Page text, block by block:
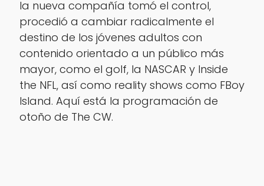
la nueva compañía tomó el control,
procedió a cambiar radicalmente el
destino de los jóvenes adultos con
contenido orientado a un público más
mayor, como el golf, la NASCAR y Inside
the NFL, así como reality shows como FBoy
Island. Aquí está la programación de
otoño de The CW.